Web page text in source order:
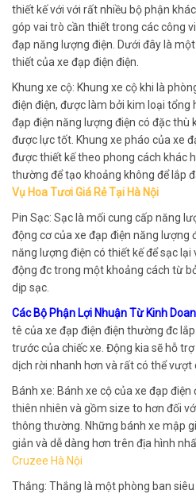
thiết kế với với rất nhiều bộ phận
góp vai trò cần thiết trong các công
đạp năng lượng điện. Dưới đây là
thiết của xe đạp điện điện.
Khung xe cộ: Khung xe cộ khi là
điện điện, được làm bởi kim loại tổng
đạp điện năng lượng điện có đặc thù
được lực tốt. Khung xe pháo của xe
được thiết kế theo phong cách khác
thường để tạo khoảng không để lắp
Vụ Hoa Tươi Giá Rẻ Tại Hà Nội
Pin Sạc: Sạc là mối cung cấp năng
động cơ của xe đạp điện năng lượng
năng lượng điện có thiết kế để sạc
động đc trong một khoảng cách từ
dịp sạc.
Các Bộ Phận Lợi Nhuận Từ Kinh
tê của xe đạp điện điện thường đc
trước của chiếc xe. Động kia sẽ hỗ
dịch rời nhanh hơn và rất có thể vượt
Bánh xe: Bánh xe cộ của xe đạp
thiên nhiên và gồm size to hơn đối
thông thường. Những bánh xe mập
giản và dễ dàng hơn trên địa hình
Cruzee Hà Nội
Thắng: Thắng là một phòng ban